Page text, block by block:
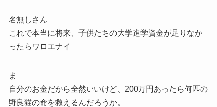
名無しさん
これで本当に将来、子供たちの大学進学資金が足りなか
ったらワロエナイ
ま
自分のお金だから全然いいけど、200万円あったら何匹の
野良猫の命を救えるんだろうか。